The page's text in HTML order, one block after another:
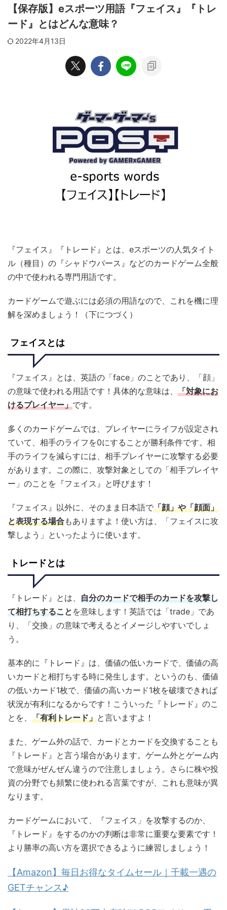
【保存版】eスポーツ用語『フェイス』『トレ
ード』とはどんな意味？
2022年4月13日
『フェイス』『トレード』とは、eスポーツの人気タイト
ル（種目）の『シャドウバース』などのカードゲーム全般
の中で使われる専門用語です。
カードゲームで遊ぶには必須の用語なので、これを機に理
解を深めましょう！（下につづく）
フェイスとは
『フェイス』とは、英語の「face」のことであり、「顔」
の意味で使われる用語です！具体的な意味は、 「対象にお
けるプレイヤー」です。
多くのカードゲームでは、プレイヤーにライフが設定され
ていて、相手のライフを0にすることが勝利条件です。相
手のライフを減らすには、相手プレイヤーに攻撃する必要
があります。この際に、攻撃対象としての「相手プレイヤ
ー」のことを『フェイス』と呼びます！
『フェイス』以外に、そのまま日本語で「顔」や「顔面」
と表現する場合もありますよ！使い方は、「フェイスに攻
撃しよう」といったように使います。
トレードとは
『トレード』とは、 自分のカードで相手のカードを攻撃し
て相打ちすること を意味します！英語では「trade」であ
り、「交換」の意味で考えるとイメージしやすいでしょ
う。
基本的に『トレード』は、価値の低いカードで、価値の高
いカードと相打ちする時に発生します。というのも、価値
の低いカード1枚で、価値の高いカード1枚を破壊できれば
状況が有利になるからです！こういった『トレード』のこ
とを、 「有利トレード」と言いますよ！
また、ゲーム外の話で、カードとカードを交換することも
『トレード』と言う場合があります。ゲーム外とゲーム内
で意味がぜんぜん違うので注意しましょう。さらに株や投
資の分野でも頻繁に使われる言葉ですが、これも意味が異
なります。
カードゲームにおいて、『フェイス」を攻撃するのか、
『トレード』をするのかの判断は非常に重要な要素です！
より勝率の高い方を選択できるように練習しましょう！
【Amazon】毎日お得なタイムセール｜千載一遇の
GETチャンス♪